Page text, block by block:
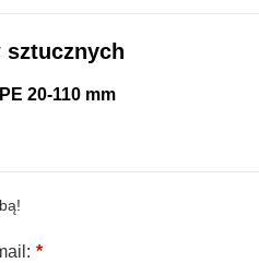
sztucznych
20-110 mm
*